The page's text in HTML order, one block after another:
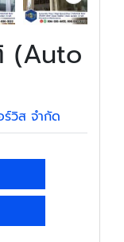
(Auto
ร์วิส จำกัด